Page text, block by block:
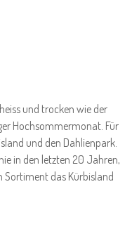
und trocken wie der
Hochsommermonat. Für
und den Dahlienpark.
in den letzten 20 Jahren,
das Kürbisland